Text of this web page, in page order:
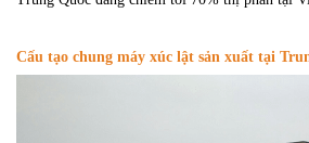
Cấu tạo chung máy xúc lật sản xuất tại